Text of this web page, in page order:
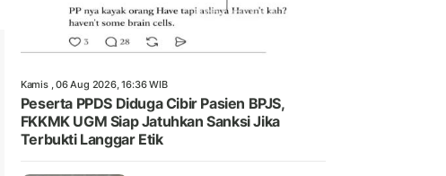
Kamis , 06 Aug 2026, 16:36 WIB
Peserta PPDS Diduga Cibir Pasien BPJS,
FKKMK UGM Siap Jatuhkan Sanksi Jika
Terbukti Langgar Etik